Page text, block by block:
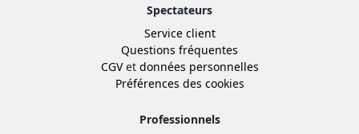
Spectateurs
Service client
Questions fréquentes
CGVet données personnelles
Préférences des cookies
Professionnels